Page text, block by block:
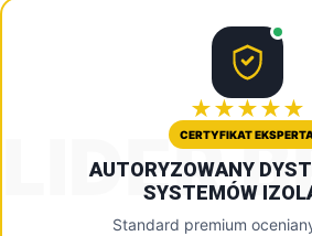
LIDER
★★★★★
CERTYFIKAT
AUTORYZOWANY
SYSTEMÓW
Standard premium